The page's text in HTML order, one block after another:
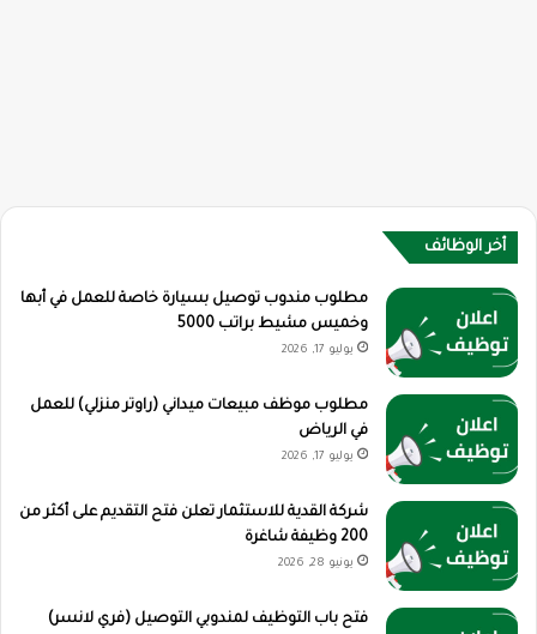
أخر الوظائف
مطلوب مندوب توصيل بسيارة خاصة للعمل في أبها
وخميس مشيط براتب 5000
يوليو 17, 2026
مطلوب موظف مبيعات ميداني (راوتر منزلي) للعمل
في الرياض
يوليو 17, 2026
شركة القدية للاستثمار تعلن فتح التقديم على أكثر من
200 وظيفة شاغرة
يونيو 28, 2026
فتح باب التوظيف لمندوبي التوصيل (فري لانسر)